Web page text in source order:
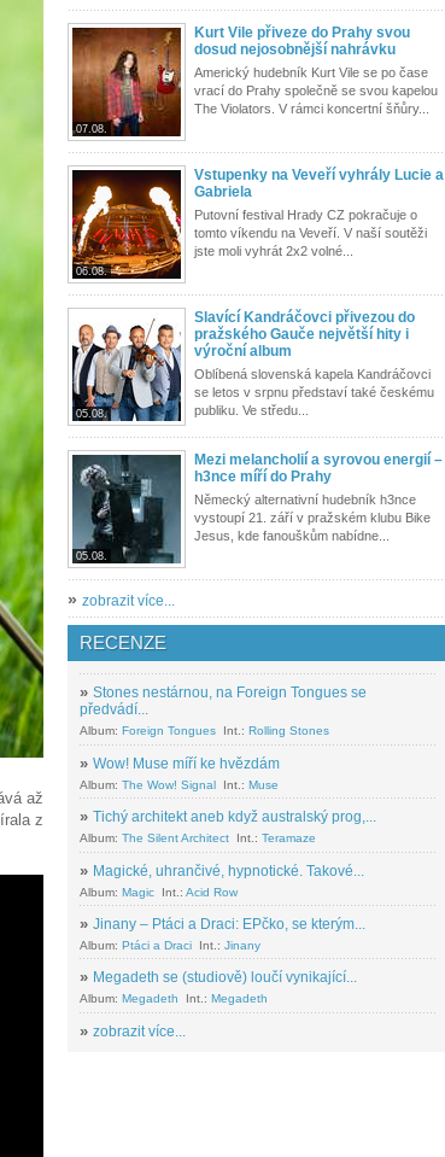
až
z
07.08.
Kurt Vile přiveze do Prahy svou
dosud nejosobnější nahrávku
Americký hudebník Kurt Vile se po čase
vrací do Prahy společně se svou kapelou
The Violators. V rámci koncertní šňůry...
06.08.
Vstupenky na Veveří vyhrály Lucie a
Gabriela
Putovní festival Hrady CZ pokračuje o
tomto víkendu na Veveří. V naší soutěži
jste moli vyhrát 2x2 volné...
05.08.
Slavící Kandráčovci přivezou do
pražského Gauče největší hity i
výroční album
Oblíbená slovenská kapela Kandráčovci
se letos v srpnu představí také českému
publiku. Ve středu...
05.08.
Mezi melancholií a syrovou energií –
h3nce míří do Prahy
Německý alternativní hudebník h3nce
vystoupí 21. září v pražském klubu Bike
Jesus, kde fanouškům nabídne...
» zobrazit více...
RECENZE
» Stones nestárnou, na Foreign Tongues se
předvádí...
Album: Foreign Tongues Int.: Rolling Stones
» Wow! Muse míří ke hvězdám
Album: The Wow! Signal Int.: Muse
» Tichý architekt aneb když australský prog,...
Album: The Silent Architect Int.: Teramaze
» Magické, uhrančivé, hypnotické. Takové...
Album: Magic Int.: Acid Row
» Jinany – Ptáci a Draci: EPčko, se kterým...
Album: Ptáci a Draci Int.: Jinany
» Megadeth se (studiově) loučí vynikající...
Album: Megadeth Int.: Megadeth
» zobrazit více...